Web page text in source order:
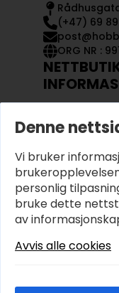
(+47) 69
ORG NR :
OM OSS
Denne
Vi bruker
personlig
bruke dette
av
Avvis alle cookies